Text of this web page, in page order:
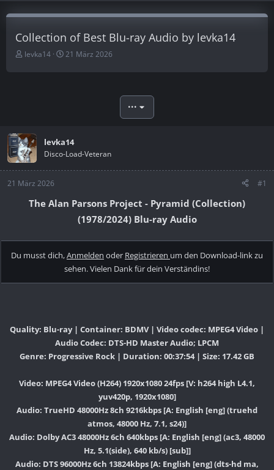
Collection of Best Blu-ray Audio by levka14
E
r
levka14
E
a
m
21 März 2026
•••
levka14
Disco-Load-Veteran
21 März 2026 #1
The Alan Parsons Project - Pyramid (Collection)
(1978/2024) Blu-ray Audio
Du musst dich,Anmelden oder Registrieren um den Download-link zu
sehen. Vielen Dank für dein Verständins!
Quality: Blu-ray | Container: BDMV | Video codec: MPEG4 Video |
Audio Codec: DTS-HD Master Audio; LPCM
Genre: Progressive Rock | Duration: 00:37:54 | Size: 17.42 GB
Video: MPEG4 Video (H264) 1920x1080 24fps [V: h264 high L4.1,
yuv420p, 1920x1080]
Audio: TrueHD 48000Hz 8ch 9216kbps [A: English [eng] (truehd
atmos, 48000 Hz, 7.1, s24)]
Audio: Dolby AC3 48000Hz 6ch 640kbps [A: English [eng] (ac3, 48000
Hz, 5.1(side), 640 kb/s) [sub]]
Audio: DTS 96000Hz 6ch 13824kbps [A: English [eng] (dts-hd ma,